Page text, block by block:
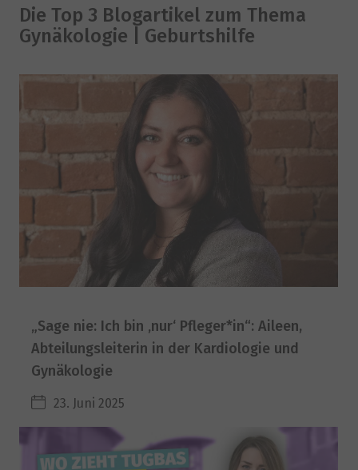
Die Top 3 Blogartikel zum Thema
Gynäkologie | Geburtshilfe
„Sage nie: Ich bin ‚nur‘ Pfleger*in“: Aileen,
Abteilungsleiterin in der Kardiologie und
Gynäkologie
23. Juni 2025